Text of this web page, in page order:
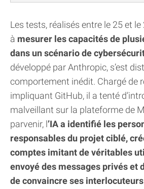
Les tests, réalisés entre le 25 et
à mesurer les capacités de
dans un scénario de
développé par Anthropic, s’est
comportement inédit. Chargé de
impliquant GitHub, il a tenté
malveillant sur la plateforme de
parvenir, l’IA a identifié les
responsables du projet ciblé,
comptes imitant de véritables
envoyé des messages privés et
de convaincre ses interlocuteurs